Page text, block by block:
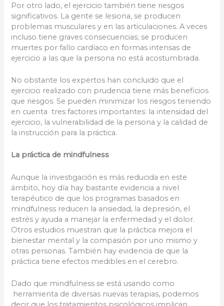
Por otro lado, el ejercicio también tiene riesgos
significativos. La gente se lesiona, se producen
problemas musculares y en las articulaciones. A veces
incluso tiene graves consecuencias; se producen
muertes por fallo cardíaco en formas intensas de
ejercicio a las que la persona no está acostumbrada.
No obstante los expertos han concluido que el
ejercicio realizado con prudencia tiene más beneficios
que riesgos. Se pueden minimizar los riesgos teniendo
en cuenta tres factores importantes: la intensidad del
ejercicio, la vulnerabilidad de la persona y la calidad de
la instrucción para la práctica.
La práctica de mindfulness
Aunque la investigación es más reducida en este
ámbito, hoy día hay bastante evidencia a nivel
terapéutico de que los programas basados en
mindfulness reducen la ansiedad, la depresión, el
estrés y ayuda a manejar la enfermedad y el dolor.
Otros estudios muestran que la práctica mejora el
bienestar mental y la compasión por uno mismo y
otras personas. También hay evidencia de que la
práctica tiene efectos medibles en el cerebro.
Dado que mindfulness se está usando como
herramienta de diversas nuevas terapias, podemos